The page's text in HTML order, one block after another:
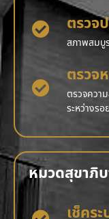
ตรวจ
สภาพสมบู
ตรวจ
ตรวจควา
ระหว่างร
หมวดสุขาภิ
เช็คร